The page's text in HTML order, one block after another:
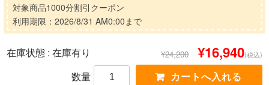
対象商品1000分割引クーポン
利用期限：2026/8/31 AM0:00まで
在庫状態 :在庫有り ¥24,200 ¥16,940(税込)
数量